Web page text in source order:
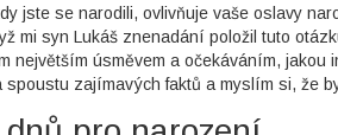
jste se narodili, ovlivňuje vaše oslavy
mi syn Lukáš znenadání položil tuto
úsměvem a očekáváním, jakou
zajímavých faktů a myslím si, že